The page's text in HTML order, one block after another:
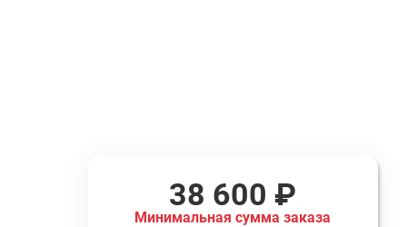
38 600 ₽
Минимальная сумма заказа